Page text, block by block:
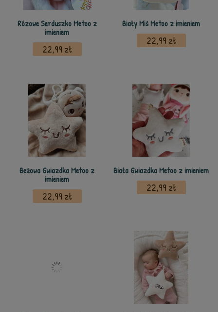
Rózowe Serduszko Metoo z
imieniem
22,99 zł
Biały Miś Metoo z imieniem
22,99 zł
Beżowa Gwiazdka Metoo z
imieniem
22,99 zł
Biała Gwiazdka Metoo z imieniem
22,99 zł